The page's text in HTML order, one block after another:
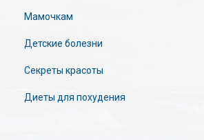
Мамочкам
Детские болезни
Секреты красоты
Диеты для похудения